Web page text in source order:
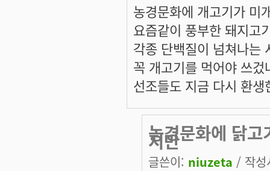
농경문화에 개고기가 미
요즘같이 풍부한 돼지고
각종 단백질이 넘쳐나는
꼭 개고기를 먹어야 쓰겄
선조들도 지금 다시 환
농경문화에 닭
지만
글쓴이: niuzeta / 작